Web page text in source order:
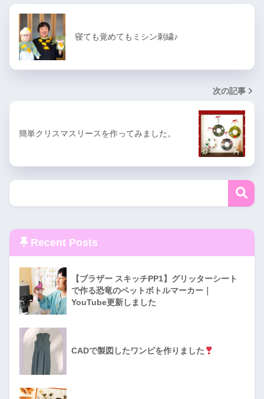
寝ても覚めてもミシン刺繍♪
次の記事
簡単クリスマスリースを作ってみました。
Recent Posts
【ブラザー スキッチPP1】グリッターシート
で作る恐竜のペットボトルマーカー｜
YouTube更新しました
CADで製図したワンピを作りました